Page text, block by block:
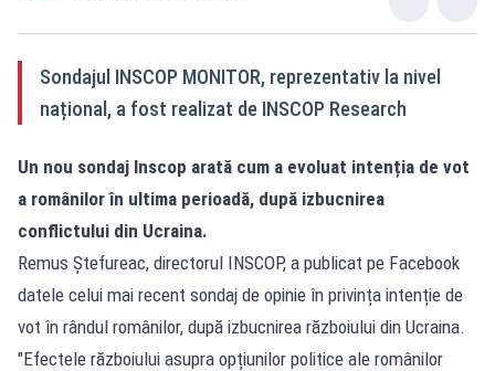
Sondajul INSCOP MONITOR, reprezentativ la nivel
național, a fost realizat de INSCOP Research
Un nou sondaj Inscop arată cum a evoluat intenția de vot
a românilor în ultima perioadă, după izbucnirea
conflictului din Ucraina.
Remus Ștefureac, directorul INSCOP, a publicat pe Facebook
datele celui mai recent sondaj de opinie în privința intenție de
vot în rândul românilor, după izbucnirea războiului din Ucraina.
"Efectele războiului asupra opțiunilor politice ale românilor